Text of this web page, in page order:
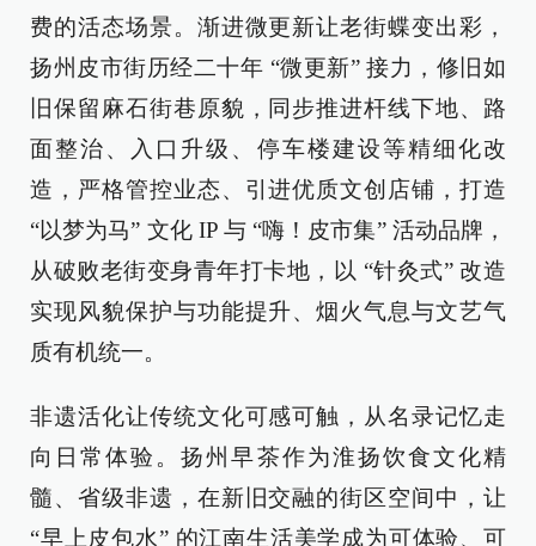
费的活态场景。渐进微更新让老街蝶变出彩，
扬州皮市街历经二十年 “微更新” 接力，修旧如
旧保留麻石街巷原貌，同步推进杆线下地、路
面整治、入口升级、停车楼建设等精细化改
造，严格管控业态、引进优质文创店铺，打造
“以梦为马” 文化 IP 与 “嗨！皮市集” 活动品牌，
从破败老街变身青年打卡地，以 “针灸式” 改造
实现风貌保护与功能提升、烟火气息与文艺气
质有机统一。
非遗活化让传统文化可感可触，从名录记忆走
向日常体验。扬州早茶作为淮扬饮食文化精
髓、省级非遗，在新旧交融的街区空间中，让
“早上皮包水” 的江南生活美学成为可体验、可